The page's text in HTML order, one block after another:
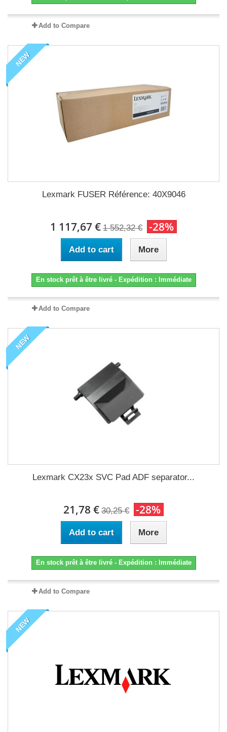
Add to Compare
NEW
Lexmark FUSER Référence: 40X9046
1 117,67 € 1 552,32 € -28%
Add to cart More
En stock prêt à être livré - Expédition : Immédiate
Add to Compare
NEW
Lexmark CX23x SVC Pad ADF separator...
21,78 € 30,25 € -28%
Add to cart More
En stock prêt à être livré - Expédition : Immédiate
Add to Compare
NEW